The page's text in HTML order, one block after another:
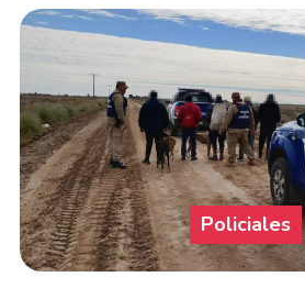
Policiales